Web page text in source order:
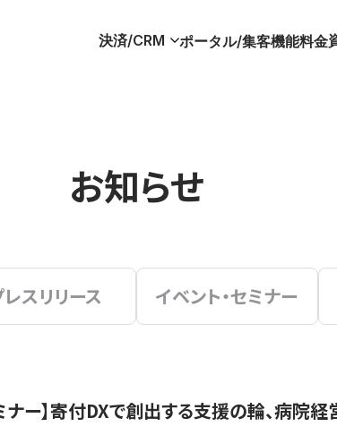
決済/CRM ポータル/集客機能料金
お知らせ
レスリリース イベント・セミナー
ナー】寄付DXで創出する支援の輪、病院